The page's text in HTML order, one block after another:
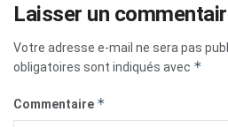
Laisser un
Votre adresse e-mail ne sera pas
obligatoires sont indiqués avec *
Commentaire *